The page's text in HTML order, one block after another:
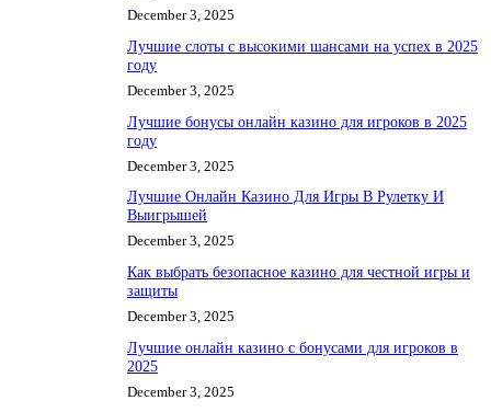
December 3, 2025
Лучшие слоты с высокими шансами на успех в 2025
году
December 3, 2025
Лучшие бонусы онлайн казино для игроков в 2025
году
December 3, 2025
Лучшие Онлайн Казино Для Игры В Рулетку И
Выигрышей
December 3, 2025
Как выбрать безопасное казино для честной игры и
защиты
December 3, 2025
Лучшие онлайн казино с бонусами для игроков в
2025
December 3, 2025